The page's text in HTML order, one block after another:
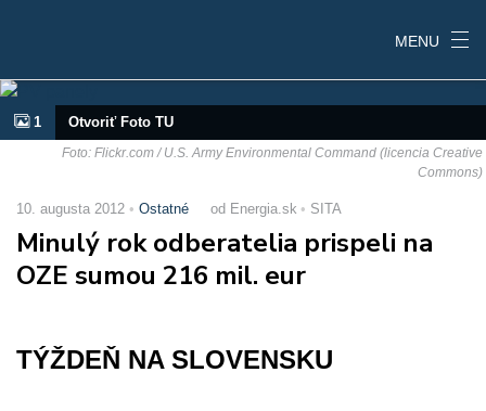
MENU
1 Otvoriť Foto TU
Foto: Flickr.com / U.S. Army Environmental Command (licencia Creative
Commons)
10. augusta 2012 Ostatné od Energia.sk SITA
Minulý rok odberatelia prispeli na
OZE sumou 216 mil. eur
TÝŽDEŇ NA SLOVENSKU